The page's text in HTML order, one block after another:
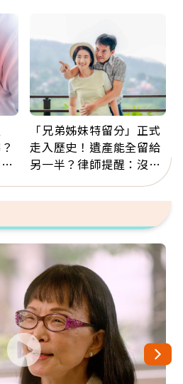
「兄弟姊妹特留分」正式
走入歷史！遺產能全留給
另一半？律師提醒：沒做